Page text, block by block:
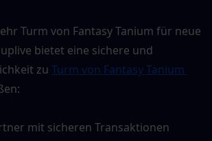
Turm von Fantasy Tanium für neue
bietet eine sichere und
zu Turm von Fantasy Tanium
mit sicheren Transaktionen